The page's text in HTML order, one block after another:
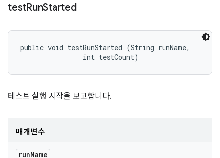
testRunStarted
public void testRunStarted (String runName,
                int testCount)
테스트 실행 시작을 보고합니다.
매개변수
runName